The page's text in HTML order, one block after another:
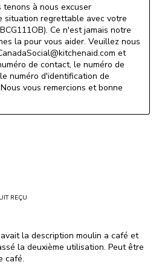
tenons à nous excuser
situation regrettable avec votre
Ce n'est jamais notre
la pour vous aider. Veuillez nous
et
de contact, le numéro de
numéro d'identification de
vous remercions et bonne
REÇU
la description moulin a café et
la deuxième utilisation. Peut être
café.